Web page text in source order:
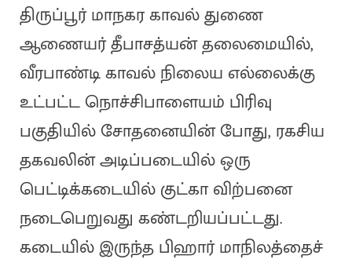
திருப்பூர் மாநகர காவல் துணை
ஆணையர் தீபாசத்யன் தலைமையில்,
வீரபாண்டி காவல் நிலைய எல்லைக்கு
உட்பட்ட நொச்சிபாளையம் பிரிவு
பகுதியில் சோதனையின் போது, ரகசிய
தகவலின் அடிப்படையில் ஒரு
பெட்டிக்கடையில் குட்கா விற்பனை
நடைபெறுவது கண்டறியப்பட்டது.
கடையில் இருந்த பிஹார் மாநிலத்தைச்